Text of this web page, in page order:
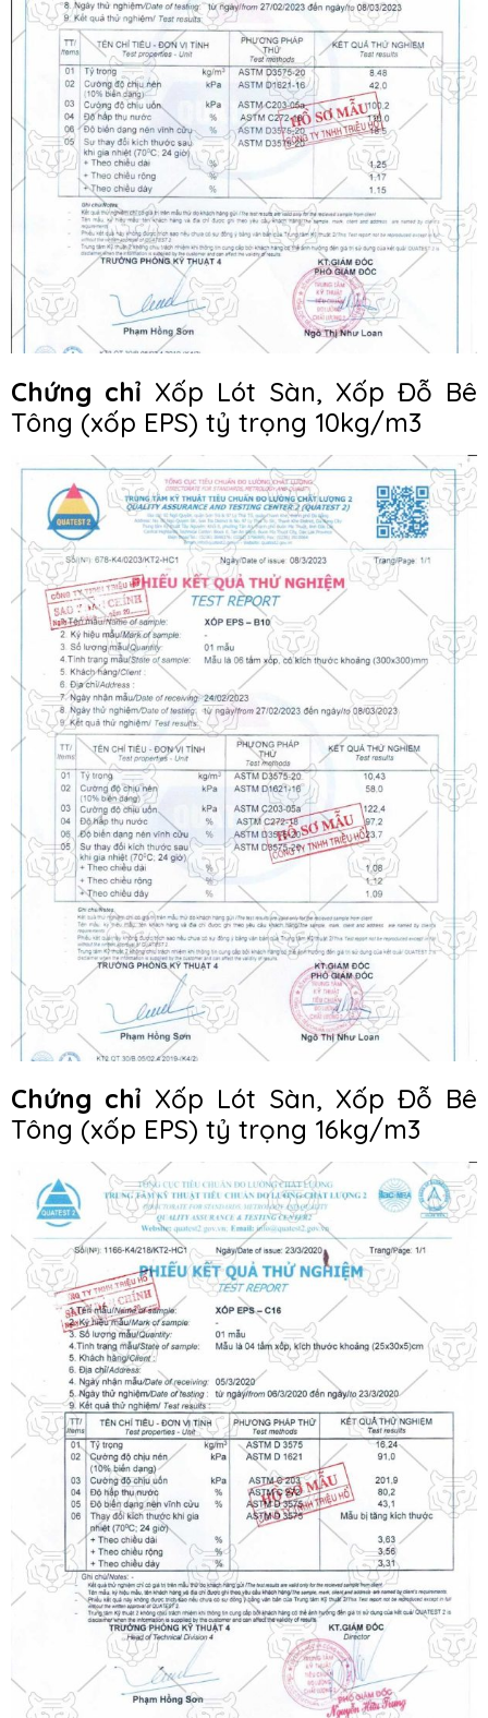
Chứng chỉ Xốp Lót Sàn, Xốp Đỗ Bê
Tông (xốp EPS) tỷ trọng 10kg/m3
Chứng chỉ Xốp Lót Sàn, Xốp Đỗ Bê
Tông (xốp EPS) tỷ trọng 16kg/m3